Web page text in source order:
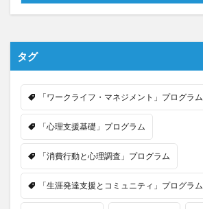
タグ
「ワークライフ・マネジメント」プログラム
「心理支援基礎」プログラム
「消費行動と心理調査」プログラム
「生涯発達支援とコミュニティ」プログラム